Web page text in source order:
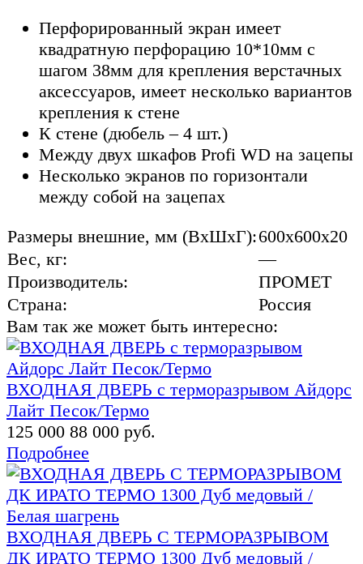
Перфорированный экран имеет
квадратную перфорацию 10*10мм с
шагом 38мм для крепления верстачных
аксессуаров, имеет несколько вариантов
крепления к стене
К стене (дюбель – 4 шт.)
Между двух шкафов Profi WD на зацепы
Несколько экранов по горизонтали
между собой на зацепах
Размеры внешние, мм (ВхШхГ):600x600x20
Вес, кг:
—
Производитель:
ПРОМЕТ
Страна:
Россия
Вам так же может быть интересно:
ВХОДНАЯ ДВЕРЬ с терморазрывом Айдорс
Лайт Песок/Термо
125 000 88 000 руб.
Подробнее
ВХОДНАЯ ДВЕРЬ С ТЕРМОРАЗРЫВОМ
ДК ИРАТО ТЕРМО 1300 Дуб медовый /